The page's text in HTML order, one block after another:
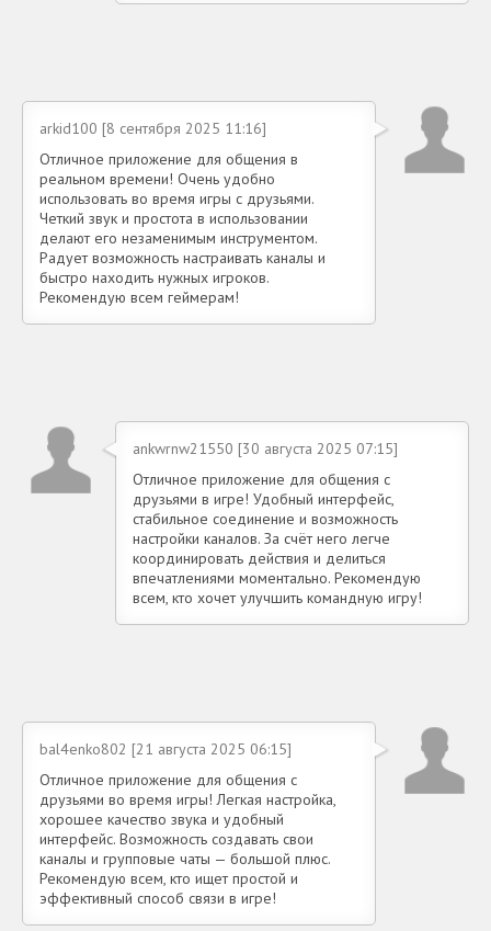
arkid100 [8 сентября 2025 11:16]
Отличное приложение для общения в
реальном времени! Очень удобно
использовать во время игры с друзьями.
Четкий звук и простота в использовании
делают его незаменимым инструментом.
Радует возможность настраивать каналы и
быстро находить нужных игроков.
Рекомендую всем геймерам!
ankwrnw21550 [30 августа 2025 07:15]
Отличное приложение для общения с
друзьями в игре! Удобный интерфейс,
стабильное соединение и возможность
настройки каналов. За счёт него легче
координировать действия и делиться
впечатлениями моментально. Рекомендую
всем, кто хочет улучшить командную игру!
bal4enko802 [21 августа 2025 06:15]
Отличное приложение для общения с
друзьями во время игры! Легкая настройка,
хорошее качество звука и удобный
интерфейс. Возможность создавать свои
каналы и групповые чаты — большой плюс.
Рекомендую всем, кто ищет простой и
эффективный способ связи в игре!